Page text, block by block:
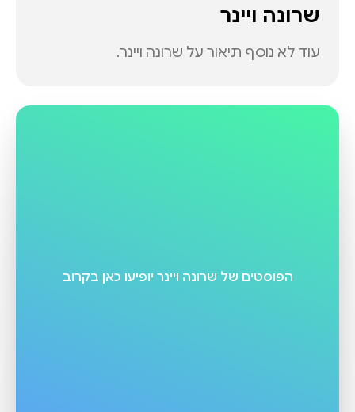
שרונה ויינר
עוד לא נוסף תיאור על שרונה ויינר.
הפוסטים של שרונה ויינר יופיעו כאן בקרוב